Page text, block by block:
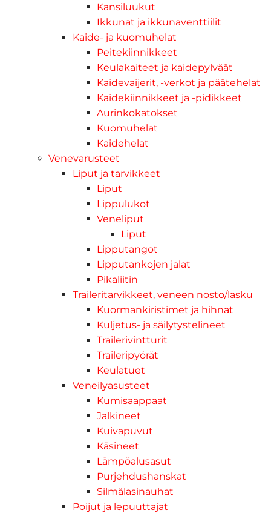
Kansiluukut
Ikkunat ja ikkunaventtiilit
Kaide- ja kuomuhelat
Peitekiinnikkeet
Keulakaiteet ja kaidepylväät
Kaidevaijerit, -verkot ja päätehelat
Kaidekiinnikkeet ja -pidikkeet
Aurinkokatokset
Kuomuhelat
Kaidehelat
Venevarusteet
Liput ja tarvikkeet
Liput
Lippulukot
Veneliput
Liput
Lipputangot
Lipputankojen jalat
Pikaliitin
Traileritarvikkeet, veneen nosto/lasku
Kuormankiristimet ja hihnat
Kuljetus- ja säilytystelineet
Trailerivintturit
Traileripyörät
Keulatuet
Veneilyasusteet
Kumisaappaat
Jalkineet
Kuivapuvut
Käsineet
Lämpöalusasut
Purjehdushanskat
Silmälasinauhat
Poijut ja lepuuttajat